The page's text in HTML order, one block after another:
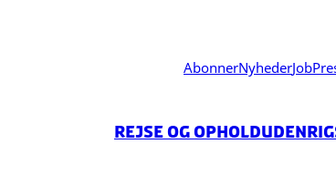
AbonnerNyhederJob
Rejse og ophold